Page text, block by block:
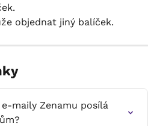
objednat jiný balíček.
maily Zenamu posílá